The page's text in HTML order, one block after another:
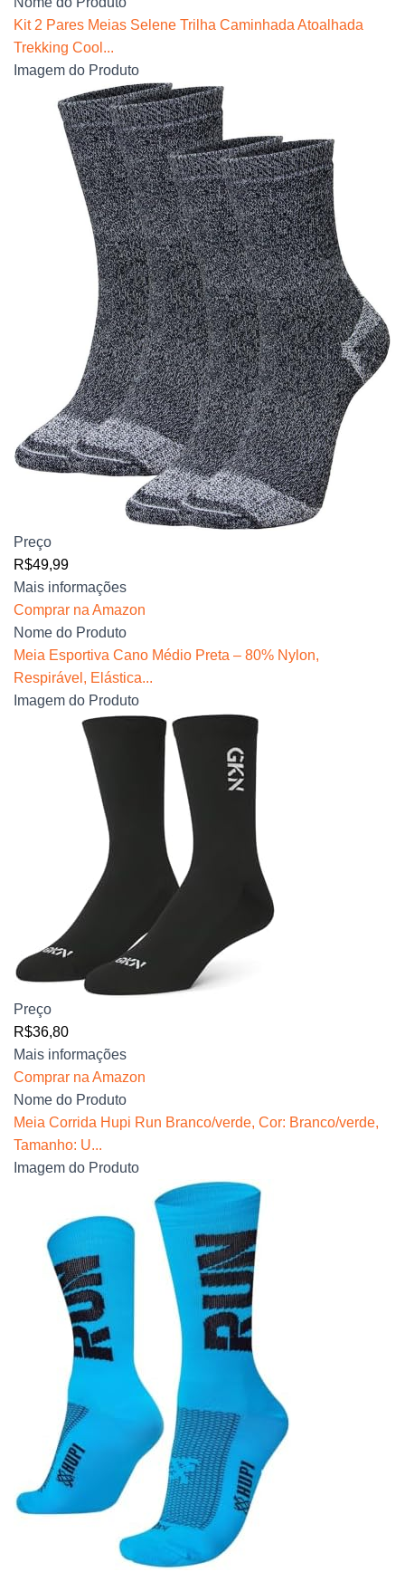
Kit 2 Pares Meias Selene Trilha Caminhada Atoalhada
Trekking Cool...
Imagem do Produto
Preço
R$49,99
Mais informações
Comprar na Amazon
Nome do Produto
Meia Esportiva Cano Médio Preta – 80% Nylon,
Respirável, Elástica...
Imagem do Produto
Preço
R$36,80
Mais informações
Comprar na Amazon
Nome do Produto
Meia Corrida Hupi Run Branco/verde, Cor: Branco/verde,
Tamanho: U...
Imagem do Produto